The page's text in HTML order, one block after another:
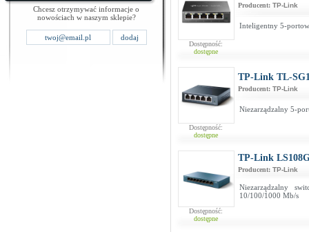
Chcesz otrzymywać informacje o
nowościach w naszym sklepie?
Dostępność:
dostępne
Producent: TP-Link
Inteligentny 5-
Dostępność:
dostępne
TP-Link TL-
Producent: TP-Link
Niezarządzalny 5-
Dostępność:
dostępne
TP-Link
Producent: TP-Link
Niezarządzalny
10/100/1000 Mb/s